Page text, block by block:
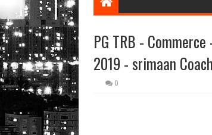
PG TRB -
2019 - srimaan
0